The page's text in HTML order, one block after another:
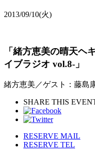
2013/09/10(火)
「緒方恵美の晴天ヘ
イブラジオ vol.8-」
緒方恵美／ゲスト：藤島
SHARE THIS
RESERVE MAIL
RESERVE TEL